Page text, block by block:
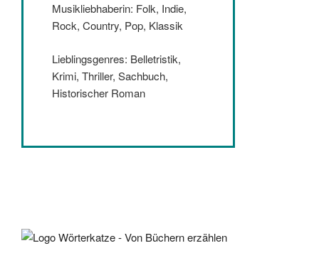
Musikliebhaberin: Folk, Indie,
Rock, Country, Pop, Klassik
Lieblingsgenres: Belletristik,
Krimi, Thriller, Sachbuch,
Historischer Roman